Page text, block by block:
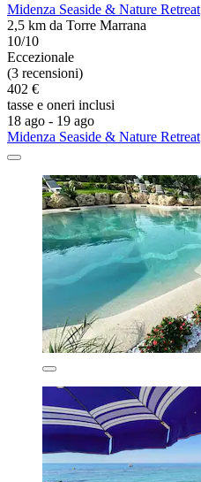
Midenza Seaside & Nature Retreat
2,5 km da Torre Marrana
10/10
Eccezionale
(3 recensioni)
402 €
tasse e oneri inclusi
18 ago - 19 ago
Midenza Seaside & Nature Retreat